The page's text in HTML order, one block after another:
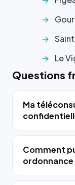
Le
Questions
Ma
Comment
ordonnance